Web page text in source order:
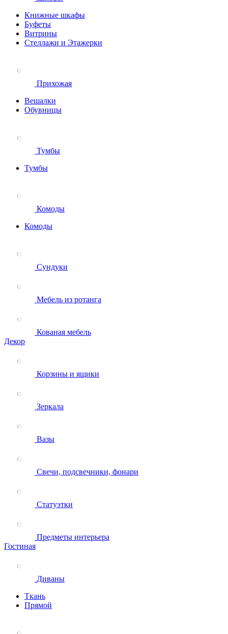
Книжные шкафы
Буфеты
Витрины
Стеллажи и Этажерки
Прихожая
Вешалки
Обувницы
Тумбы
Тумбы
Комоды
Комоды
Сундуки
Мебель из ротанга
Кованая мебель
Декор
Корзины и ящики
Зеркала
Вазы
Свечи, подсвечники, фонари
Статуэтки
Предметы интерьера
Гостиная
Диваны
Ткань
Прямой